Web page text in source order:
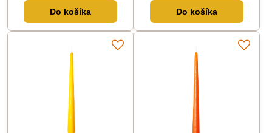
Do košíka Do košíka